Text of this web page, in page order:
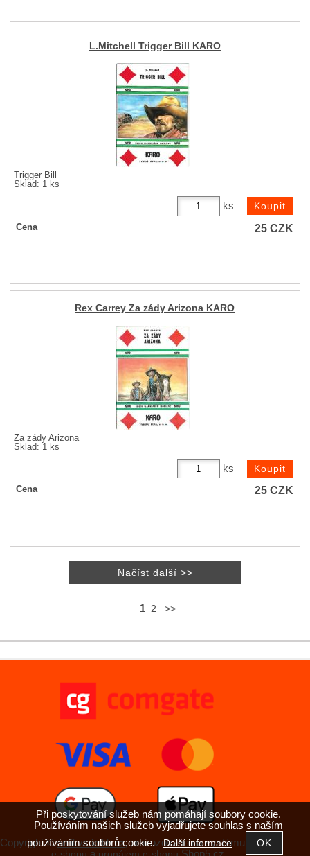
L.Mitchell Trigger Bill KARO
Trigger Bill
Sklad: 1 ks
ks
Cena 25CZK
Rex Carrey Za zády Arizona KARO
Za zády Arizona
Sklad: 1 ks
ks
Cena 25CZK
1 2 >>
Copyright ©antikvariatkh.cz,provozováno na systému
tvorba
Při poskytování služeb nám pomáhají soubory cookie.
Používáním našich služeb vyjadřujete souhlas s naším
používáním souborů cookie.Další informace